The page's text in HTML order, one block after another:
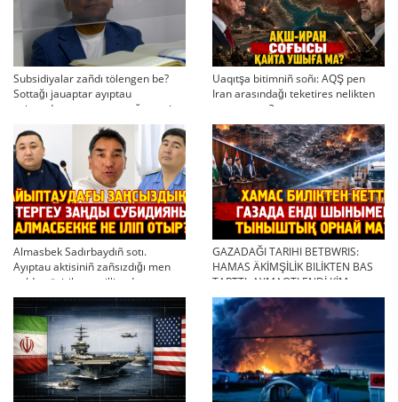
Subsidiyalar zañdı tölengen be?
Sottağı jauaptar ayıptau
twjırımdarın qayta qarauğa negiz
bola ala ma?
Uaqıtşa bitimniñ soñı: AQŞ pen
Iran arasındağı teketires nelikten
qayta uşıqtı?
Almasbek Sadırbaydıñ sotı.
Ayıptau aktisiniñ zañsızdığı men
qoldan ösirilgen milliondar
GAZADAĞI TARIHI BETBWRIS:
HAMAS ÄKİMŞİLİK BILİKTEN BAS
TARTTI. AYMAQTI ENDİ KİM
BASQARADI?